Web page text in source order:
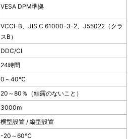
VESA DPM準拠
VCCI-B、JIS C 61000-3-2、J55022（クラ
スB）
DDC/CI
24時間
0～40℃
20～80％（結露のないこと）
3000m
横型設置 / 縦型設置
-20～60℃